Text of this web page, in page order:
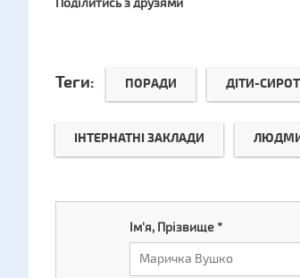
Поділитись з друзями
Теги: ПОРАДИ ДІТИ-
ІНТЕРНАТНІ ЗАКЛАДИ
Ім'я, Прізвище*